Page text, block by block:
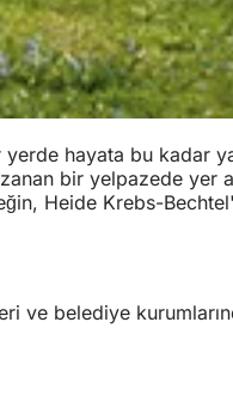
hayata bu kadar
bir yelpazede yer
Heide Krebs-
ve belediye